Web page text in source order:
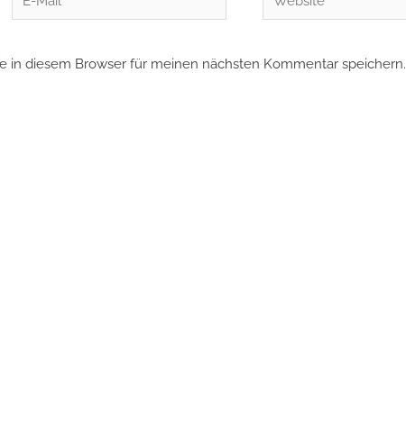
Mail*
in diesem Browser für meinen nächsten Kommentar speichern.